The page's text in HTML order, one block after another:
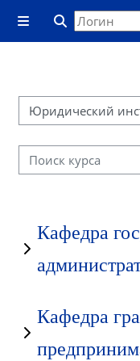
Перейти к основному
Боковая панель
Изменить
Категории курсов
Поиск курса
Кафедра
Кафедра